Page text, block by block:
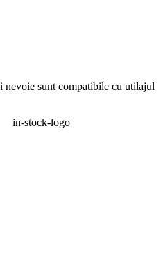
nevoie sunt compatibile cu utilajul